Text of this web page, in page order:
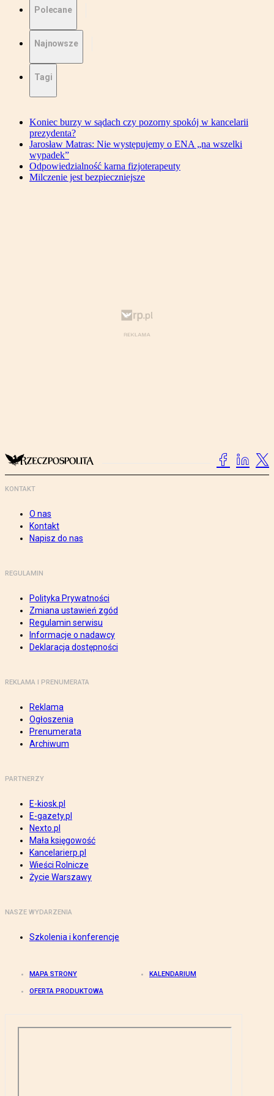
Polecane
Najnowsze
Tagi
Koniec burzy w sądach czy pozorny spokój w kancelarii
prezydenta?
Jarosław Matras: Nie występujemy o ENA „na wszelki
wypadek”
Odpowiedzialność karna fizjoterapeuty
Milczenie jest bezpieczniejsze
KONTAKT
O nas
Kontakt
Napisz do nas
REGULAMIN
Polityka Prywatności
Zmiana ustawień zgód
Regulamin serwisu
Informacje o nadawcy
Deklaracja dostępności
REKLAMA I PRENUMERATA
Reklama
Ogłoszenia
Prenumerata
Archiwum
PARTNERZY
E-kiosk.pl
E-gazety.pl
Nexto.pl
Mała księgowość
Kancelarierp.pl
Wieści Rolnicze
Życie Warszawy
NASZE WYDARZENIA
Szkolenia i konferencje
MAPA STRONY KALENDARIUM
OFERTA PRODUKTOWA